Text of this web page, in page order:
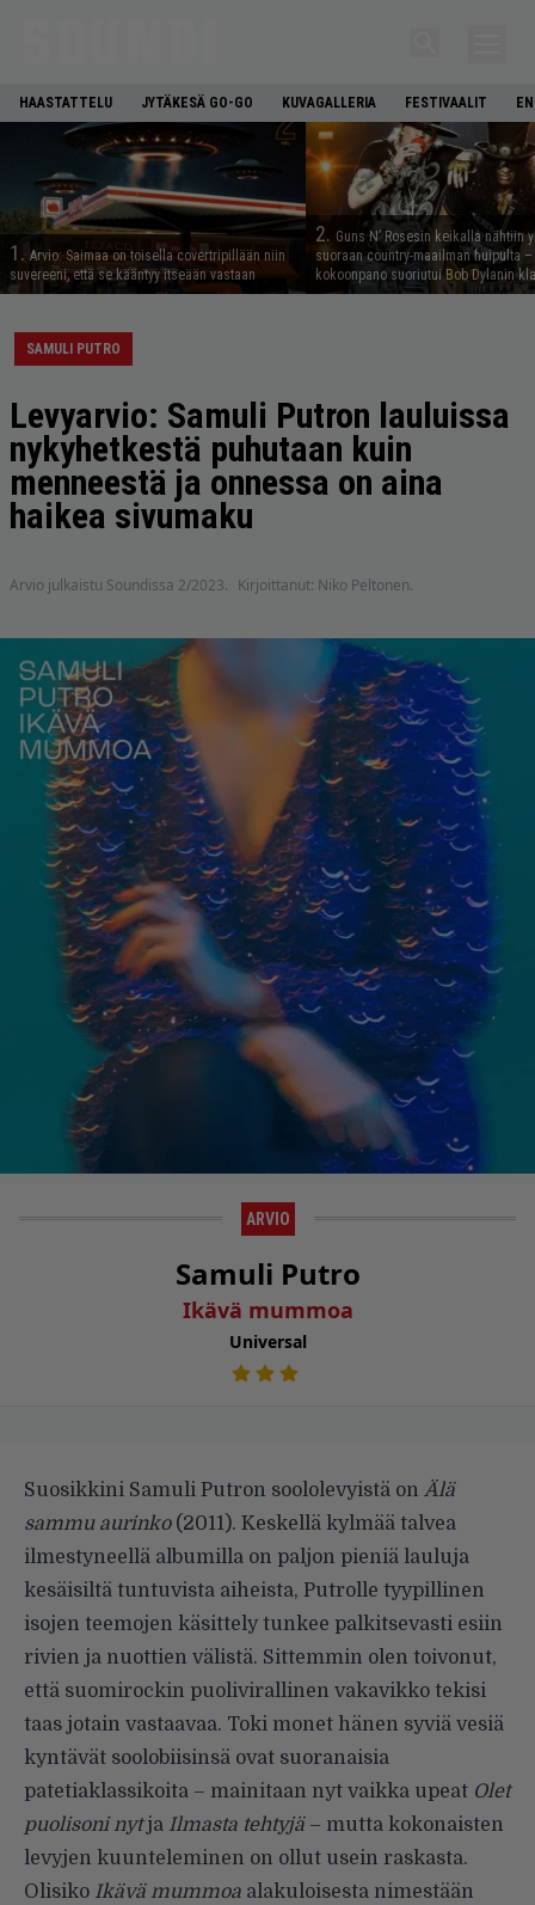
HAASTATTELU JYTÄKESÄ GO-GO KUVAGALLERIA FESTIVAALIT
1. Arvio: Saimaa on toisella covertripillään niin
suvereeni, että se kääntyy itseään vastaan
2. Guns N’ Rosesin keikalla nähtiin
suoraan country-maailman huipulta
kokoonpano suoriutui Bob Dylanin
SAMULI PUTRO
Levyarvio: Samuli Putron lauluissa
nykyhetkestä puhutaan kuin
menneestä ja onnessa on aina
haikea sivumaku
Arvio julkaistu Soundissa 2/2023. Kirjoittanut: Niko Peltonen.
ARVIO
Samuli Putro
Ikävä mummoa
Universal
Suosikkini Samuli Putron soololevyistä on Älä
sammu aurinko(2011). Keskellä kylmää talvea
ilmestyneellä albumilla on paljon pieniä lauluja
kesäisiltä tuntuvista aiheista, Putrolle tyypillinen
isojen teemojen käsittely tunkee palkitsevasti esiin
rivien ja nuottien välistä. Sittemmin olen toivonut,
että suomirockin puolivirallinen vakavikko tekisi
taas jotain vastaavaa. Toki monet hänen syviä vesiä
kyntävät soolobiisinsä ovat suoranaisia
patetiaklassikoita – mainitaan nyt vaikka upeat Olet
puolisoni nytja Ilmasta tehtyjä – mutta kokonaisten
levyjen kuunteleminen on ollut usein raskasta.
Olisiko Ikävä mummoa alakuloisesta nimestään